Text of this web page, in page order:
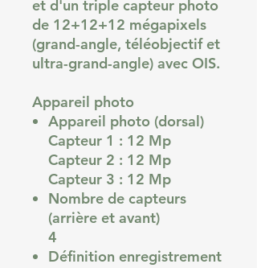
et d'un triple capteur photo
de 12+12+12 mégapixels
(grand-angle, téléobjectif et
ultra-grand-angle) avec OIS.
Appareil photo
Appareil photo (dorsal)
Capteur 1 : 12 Mp
Capteur 2 : 12 Mp
Capteur 3 : 12 Mp
Nombre de capteurs
(arrière et avant)
4
Définition enregistrement